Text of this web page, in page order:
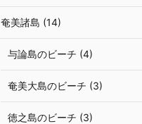
奄美諸島 (14)
与論島のビーチ (4)
奄美大島のビーチ (3)
徳之島のビーチ (3)